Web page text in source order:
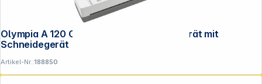
Olympia A 120 Combo DIN A4 Laminiergerät mit
Schneidegerät
Artikel-Nr.:188850